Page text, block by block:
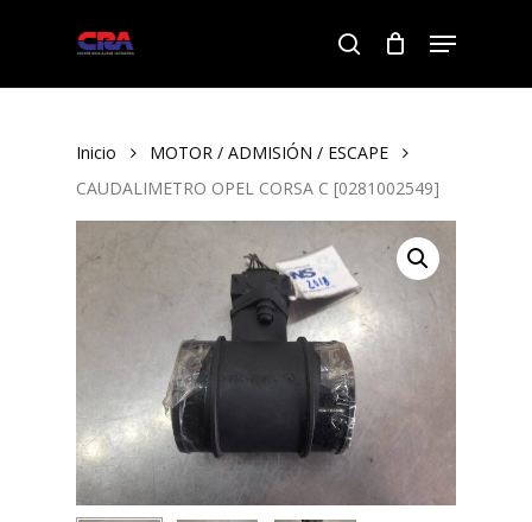
search
Menu
Inicio
MOTOR / ADMISIÓN / ESCAPE
CAUDALIMETRO OPEL CORSA C [0281002549]